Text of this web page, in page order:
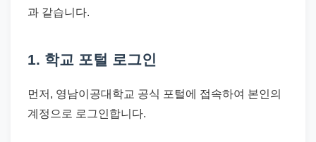
과 같습니다.
1. 학교 포털 로그인
먼저, 영남이공대학교 공식 포털에 접속하여 본인의
계정으로 로그인합니다.